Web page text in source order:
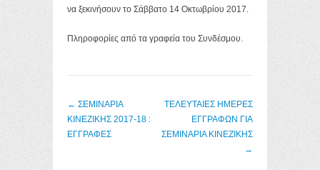
να ξεκινήσουν το Σάββατο 14 Οκτωβρίου 2017.
Πληροφορίες από τα γραφεία του Συνδέσμου.
Post navigation
← ΣΕΜΙΝΑΡΙΑ
ΚΙΝΕΖΙΚΗΣ 2017-18 :
ΕΓΓΡΑΦΕΣ
ΤΕΛΕΥΤΑΙΕΣ ΗΜΕΡΕΣ
ΕΓΓΡΑΦΩΝ ΓΙΑ
ΣΕΜΙΝΑΡΙΑ ΚΙΝΕΖΙΚΗΣ
→